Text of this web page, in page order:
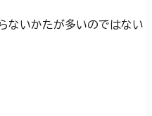
ないかたが多いのではない